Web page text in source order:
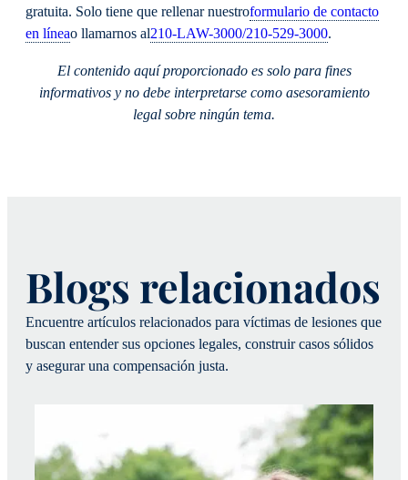
gratuita. Solo tiene que rellenar nuestroformulario de contacto
en líneao llamarnos al210-LAW-3000/210-529-3000.
El contenido aquí proporcionado es solo para fines
informativos y no debe interpretarse como asesoramiento
legal sobre ningún tema.
Blogs relacionados
Encuentre artículos relacionados para víctimas de lesiones que
buscan entender sus opciones legales, construir casos sólidos
y asegurar una compensación justa.